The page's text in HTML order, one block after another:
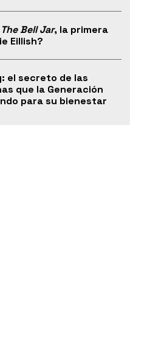
The Bell Jar, la primera
Eillish?
el secreto de las
que la Generación
para su bienestar